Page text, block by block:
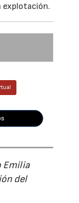
explotación.
Emilia
del